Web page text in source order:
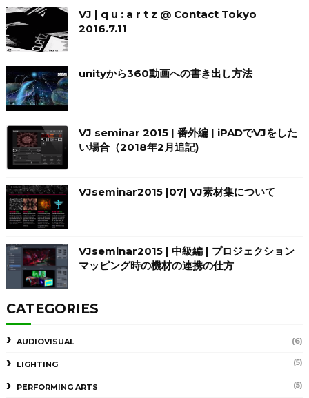
VJ | q u : a r t z @ Contact Tokyo
2016.7.11
unityから360動画への書き出し方法
VJ seminar 2015 | 番外編 | iPADでVJをした
い場合（2018年2月追記)
VJseminar2015 |07| VJ素材集について
VJseminar2015 | 中級編 | プロジェクション
マッピング時の機材の連携の仕方
CATEGORIES
AUDIOVISUAL (6)
LIGHTING (5)
PERFORMING ARTS (5)